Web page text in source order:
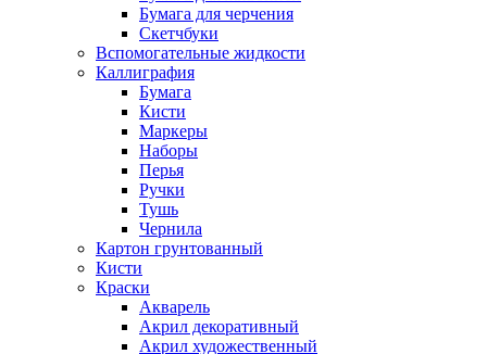
Бумага для черчения
Скетчбуки
Вспомогательные жидкости
Каллиграфия
Бумага
Кисти
Маркеры
Наборы
Перья
Ручки
Тушь
Чернила
Картон грунтованный
Кисти
Краски
Акварель
Акрил декоративный
Акрил художественный